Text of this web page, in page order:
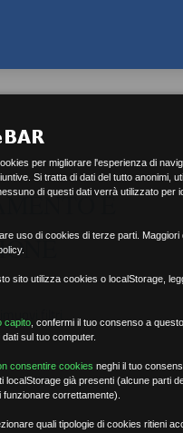
E
filtri
per migliorare l'esperienza di
Si tratta di dati del tutto anonimi,
di questi dati verrà utilizzato per
uso di cookies di terze parti. Maggiori
sito utilizza cookies o localStorage,
capito ,confermi il tuo consenso a
sul tuo computer.
consentire cookies neghi il tuo
localStorage già presenti (alcune parti
correttamente).
quali tipologie di cookies ritieni